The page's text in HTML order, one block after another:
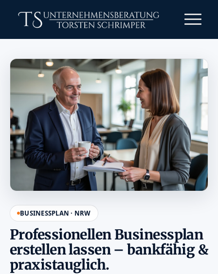
BUSINESSPLAN · NRW
Professionellen Businessplan
erstellen lassen – bankfähig &
praxistauglich.